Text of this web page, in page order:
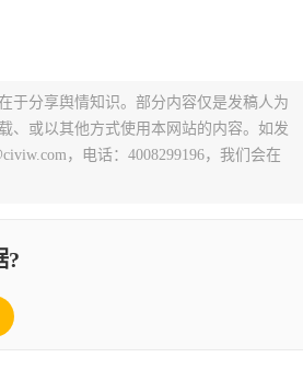
于分享舆情知识。部分内容仅是发稿人为
、或以其他方式使用本网站的内容。如发
，电话：4008299196，我们会在
?